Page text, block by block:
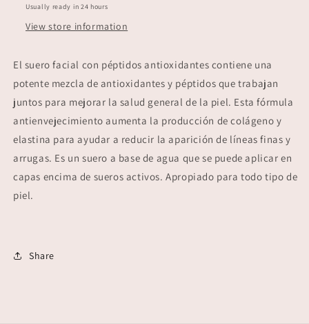
Usually ready in 24 hours
View store information
El suero facial con péptidos antioxidantes contiene una
potente mezcla de antioxidantes y péptidos que trabajan
juntos para mejorar la salud general de la piel. Esta fórmula
antienvejecimiento aumenta la producción de colágeno y
elastina para ayudar a reducir la aparición de líneas finas y
arrugas. Es un suero a base de agua que se puede aplicar en
capas encima de sueros activos. Apropiado para todo tipo de
piel.
Share